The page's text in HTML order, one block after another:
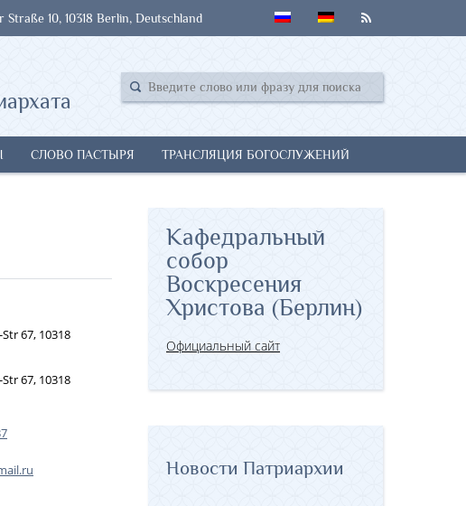
Straße 10, 10318 Berlin, Deutschland
СЛОВО ПАСТЫРЯ ТРАНСЛЯЦИЯ БОГОСЛУЖЕНИЙ
67, 10318
67, 10318
Кафедральный
собор
Воскресения
Христова (Берлин)
Официальный сайт
Новости Патриархии